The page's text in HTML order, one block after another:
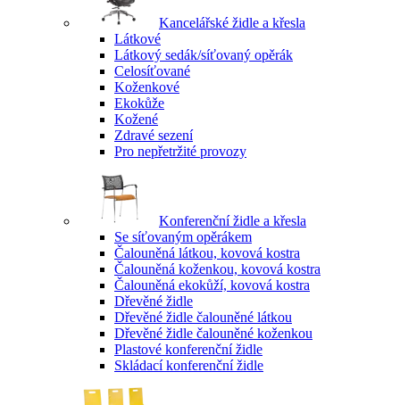
Kancelářské židle a křesla
Látkové
Látkový sedák/síťovaný opěrák
Celosíťované
Koženkové
Ekokůže
Kožené
Zdravé sezení
Pro nepřetržité provozy
Konferenční židle a křesla
Se síťovaným opěrákem
Čalouněná látkou, kovová kostra
Čalouněná koženkou, kovová kostra
Čalouněná ekokůží, kovová kostra
Dřevěné židle
Dřevěné židle čalouněné látkou
Dřevěné židle čalouněné koženkou
Plastové konferenční židle
Skládací konferenční židle